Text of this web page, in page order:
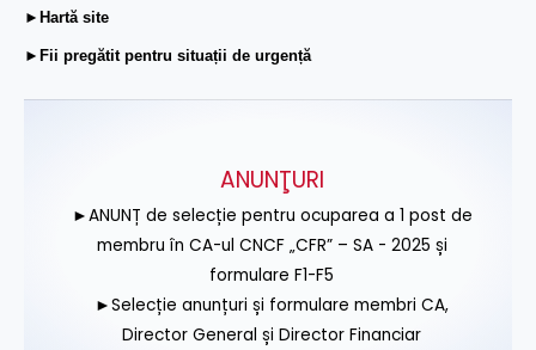
►Hartă site
►Fii pregătit pentru situații de urgență
ANUNŢURI
►ANUNȚ de selecție pentru ocuparea a 1 post de
membru în CA-ul CNCF „CFR” – SA - 2025 și
formulare F1-F5
►Selecție anunțuri și formulare membri CA,
Director General și Director Financiar